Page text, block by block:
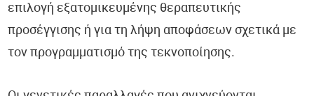
επιλογή εξατομικευμένης θεραπευτικής
προσέγγισης ή για τη λήψη αποφάσεων σχετικά με
τον προγραμματισμό της τεκνοποίησης.